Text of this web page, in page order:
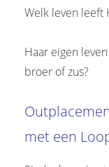
Welk leven leeft
Haar eigen
broer of zus?
met een